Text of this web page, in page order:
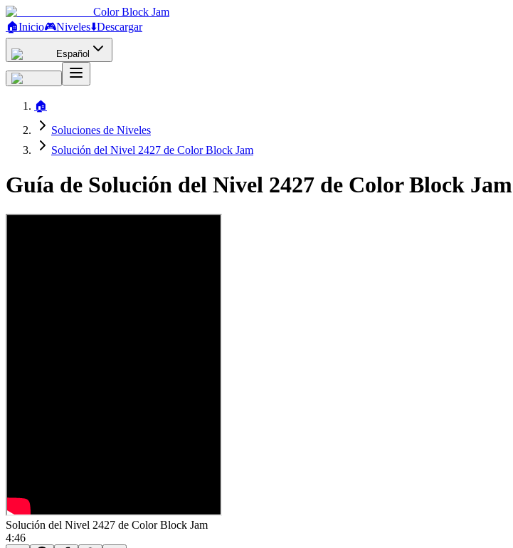
Color Block Jam
🏠Inicio🎮Niveles⬇️Descargar
Español
🏠
Soluciones de Niveles
Solución del Nivel 2427 de Color Block Jam
Guía de Solución del Nivel 2427 de Color Block Jam
Solución del Nivel 2427 de Color Block Jam
4:46